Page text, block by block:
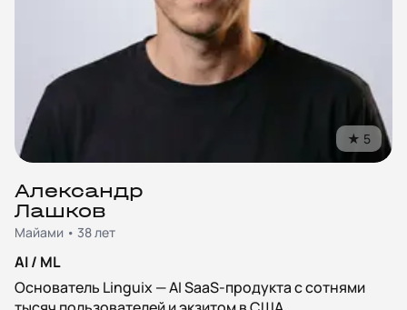
★ 5
Александр
Лашков
Майами • 38 лет
AI / ML
Основатель Linguix — AI SaaS-продукта с сотнями